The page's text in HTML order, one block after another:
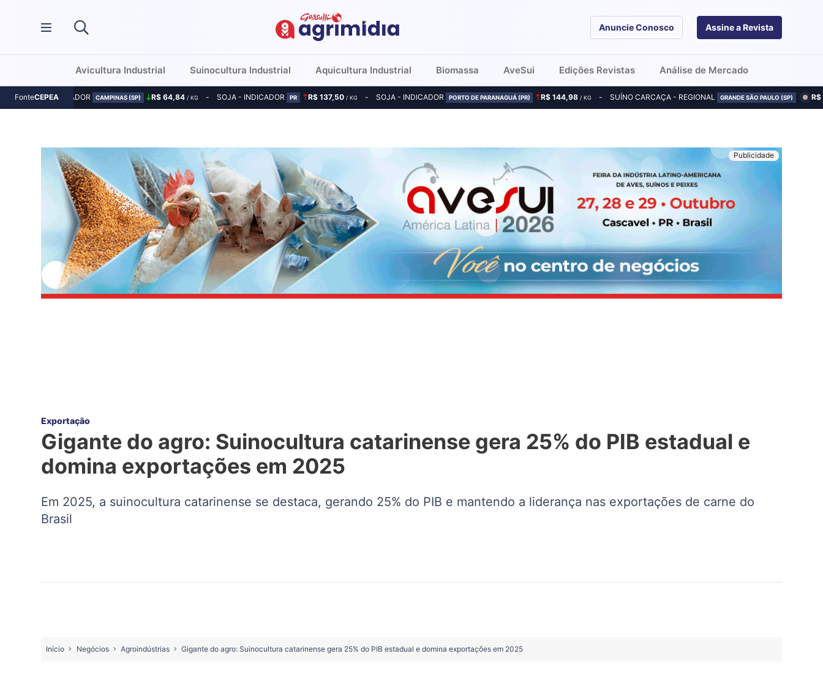
Anuncie Conosco Assine a Revista
Avicultura Industrial Suinocultura Industrial Aquicultura Industrial Biomassa AveSui Edições Revistas Análise de Mercado
FonteCEPEA
MILHO - INDICADOR CAMPINAS (SP) R$ 64,84 / KG SOJA - INDICADOR PR R$ 137,50/ KG SOJA - INDICADOR PORTO DE PARANAGUÁ (PR) R$ 144,98 / KG SUÍNO CARCAÇA - REGIONAL GRANDE SÃO PAULO (SP)
Exportação
Gigante do agro: Suinocultura catarinense gera 25% do PIB estadual e
domina exportações em 2025
Em 2025, a suinocultura catarinense se destaca, gerando 25% do PIB e mantendo a liderança nas exportações de carne do
Brasil
Início Negócios Agroindústrias Gigante do agro: Suinocultura catarinense gera 25% do PIB estadual e domina exportações em 2025